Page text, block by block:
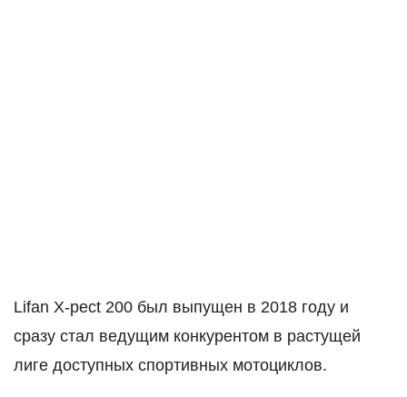
Lifan X-pect 200 был выпущен в 2018 году и
сразу стал ведущим конкурентом в растущей
лиге доступных спортивных мотоциклов.